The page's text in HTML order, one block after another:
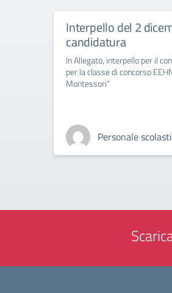
Interpello del 2
candidatura
In Allegato, interpello per il
per la classe di concorso
Montessori”
Personale